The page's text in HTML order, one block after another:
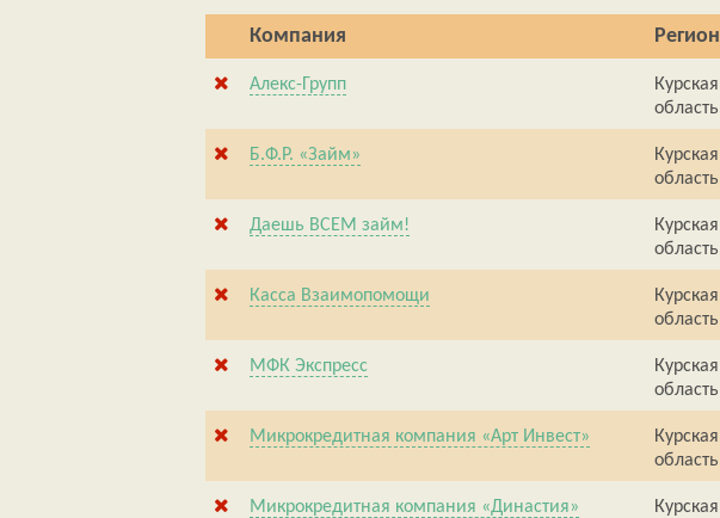
Компания Регион
Алекс-Групп
Курская
область
Б.Ф.Р. «Займ»
Курская
область
Даешь ВСЕМ займ!
Курская
область
Касса Взаимопомощи
Курская
область
МФК Экспресс
Курская
область
Микрокредитная компания «Арт Инвест»
Курская
область
Микрокредитная компания «Династия»
Курская